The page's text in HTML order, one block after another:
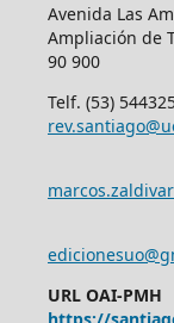
Avenida Las
Ampliación de
90 900
Telf. (53)
URL OAI-PMH
https://